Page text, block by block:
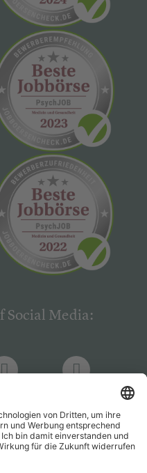
Social Media:
Hogrefe
Verlag